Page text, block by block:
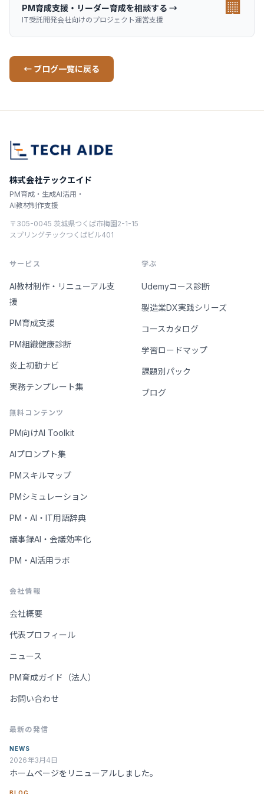
PM育成支援・リーダー育成を相談する →
IT受託開発会社向けのプロジェクト運営支援
🏢
← ブログ一覧に戻る
株式会社テックエイド
PM育成・生成AI活用・
AI教材制作支援
〒305-0045 茨城県つくば市梅園2-1-15
スプリングテックつくばビル401
サービス
AI教材制作・リニューアル支
援
PM育成支援
PM組織健康診断
炎上初動ナビ
実務テンプレート集
無料コンテンツ
PM向けAI Toolkit
AIプロンプト集
PMスキルマップ
PMシミュレーション
PM・AI・IT用語辞典
議事録AI・会議効率化
PM・AI活用ラボ
学ぶ
Udemyコース診断
製造業DX実践シリーズ
コースカタログ
学習ロードマップ
課題別パック
ブログ
会社情報
会社概要
代表プロフィール
ニュース
PM育成ガイド（法人）
お問い合わせ
最新の発信
NEWS
2026年3月4日
ホームページをリニューアルしました。